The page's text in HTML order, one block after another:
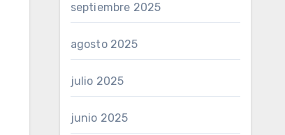
septiembre 2025
agosto 2025
julio 2025
junio 2025